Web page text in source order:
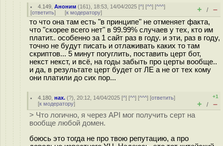
4.149 ,Аноним (161), 18:53, 14/04/2025 [^] [^^] [^^^]
[ответить] [к модератору] + / –
то что она там есть "в принципе" не отменяет факта,
что "скорее всего нет" в 99.99% случаев у тех, кто им
платит.. особенно за 1 сайт раз в году. и эти, раз в году,
точно не будут писать и отлаживать каких то там
скриптов... 5 минут погуглить, поставить церт бот,
некст некст, и всё, на годы забыть про церты вообще..
и да, в результате церт будет от ЛЕ а не от тех кому
они платили до сих пор...
4.180 ,нах. (?), 20:12, 14/04/2025 [^] [^^] [^^^] [ответить]
[к модератору]
+1
+ / –
> Что логично, я через API мог получить серт на
вообще любой домен.
боюсь это тогда не про твою репутацию, а про